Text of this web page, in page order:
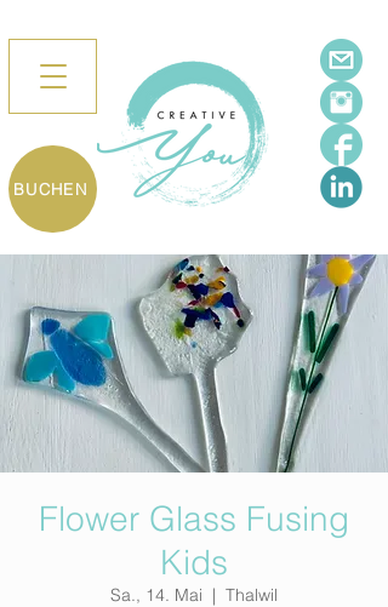
BUCHEN
Flower Glass Fusing
Kids
Sa., 14. Mai
  |
Thalwil